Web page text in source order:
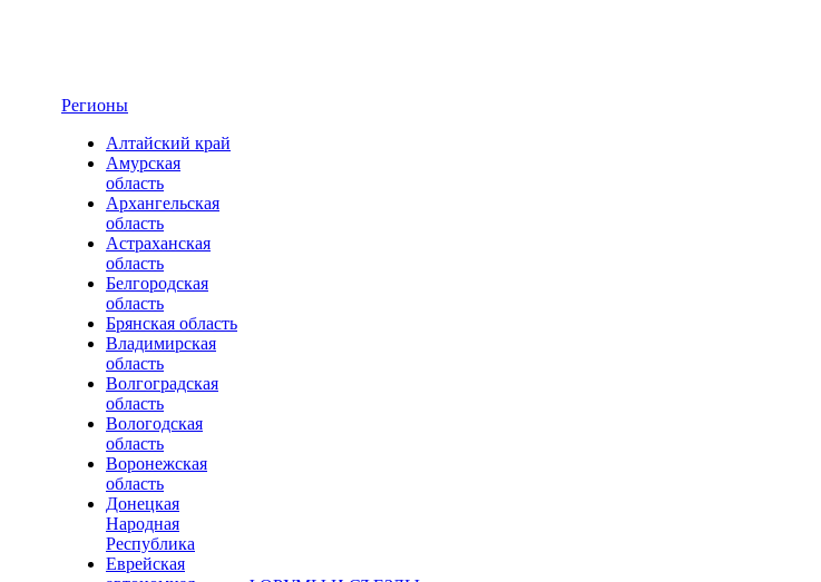
Регионы
Алтайский край
Амурская
область
Архангельская
область
Астраханская
область
Белгородская
область
Брянская область
Владимирская
область
Волгоградская
область
Вологодская
область
Воронежская
область
Донецкая
Народная
Республика
Еврейская